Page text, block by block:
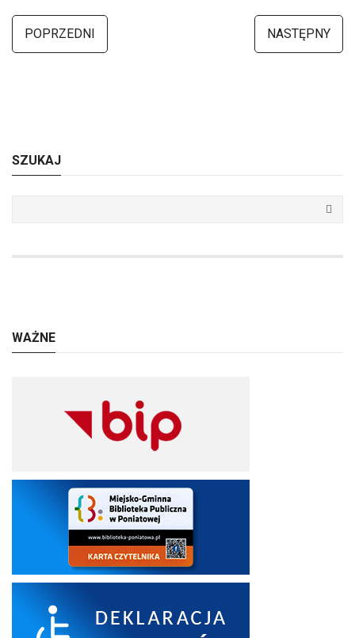
POPRZEDNI NASTĘPNY
SZUKAJ
WAŻNE